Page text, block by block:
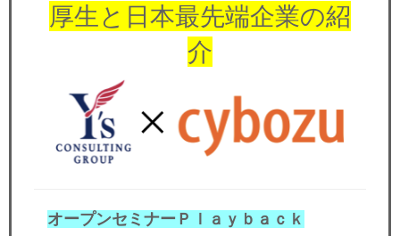
厚生と日本最先端企業の紹
介
オープンセミナーＰｌａｙｂａｃｋ